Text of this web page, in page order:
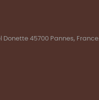
Donette 45700 Pannes, France.